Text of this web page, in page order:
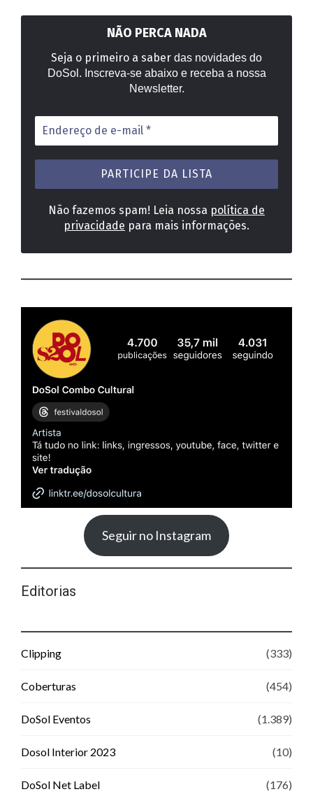
NÃO PERCA NADA
Seja o primeiro a saber das novidades do
DoSol. Inscreva-se abaixo e receba a nossa
Newsletter.
Endereço
de
e-
mail
Não fazemos spam! Leia nossa política de
privacidade para mais informações.
Seguir no Instagram
Editorias
Clipping (333)
Coberturas (454)
DoSol Eventos (1.389)
Dosol Interior 2023 (10)
DoSol Net Label (176)